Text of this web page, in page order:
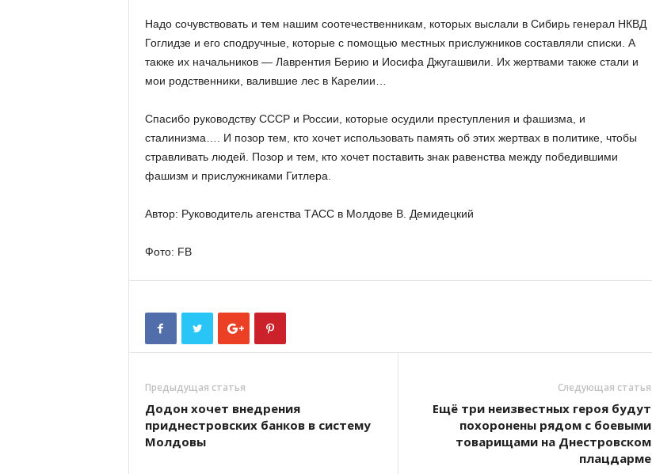
Надо сочувствовать и тем нашим соотечественникам, которых выслали в Сибирь генерал НКВД
Гоглидзе и его сподручные, которые с помощью местных прислужников составляли списки. А
также их начальников — Лаврентия Берию и Иосифа Джугашвили. Их жертвами также стали и
мои родственники, валившие лес в Карелии…
Спасибо руководству СССР и России, которые осудили преступления и фашизма, и
сталинизма…. И позор тем, кто хочет использовать память об этих жертвах в политике, чтобы
стравливать людей. Позор и тем, кто хочет поставить знак равенства между победившими
фашизм и прислужниками Гитлера.
Автор: Руководитель агенства ТАСС в Молдове В. Демидецкий
Фото: FB
Предыдущая статья
Додон хочет внедрения
приднестровских банков в систему
Молдовы
Следующая статья
Ещё три неизвестных героя будут
похоронены рядом с боевыми
товарищами на Днестровском
плацдарме